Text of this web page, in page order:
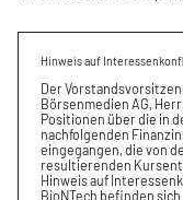
Hinweis auf
Der
Börsenmedien AG,
Positionen über die in
nachfolgenden
eingegangen, die von
resultierenden
Hinweis auf
BioNTech befinden